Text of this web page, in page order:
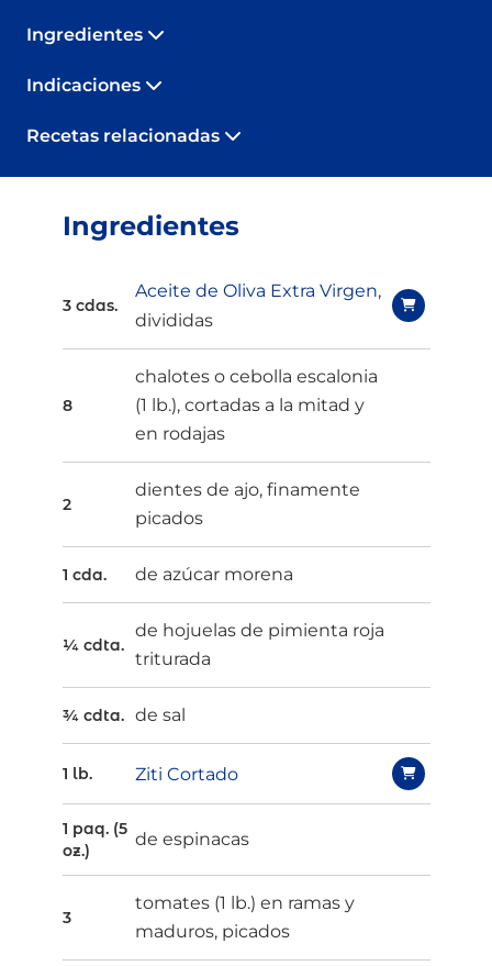
Ingredientes
Indicaciones
Recetas relacionadas
Ingredientes
3 cdas.
Aceite de Oliva Extra Virgen,
divididas
8
chalotes o cebolla escalonia
(1 lb.), cortadas a la mitad y
en rodajas
2
dientes de ajo, finamente
picados
1 cda. de azúcar morena
¼ cdta.
de hojuelas de pimienta roja
triturada
¾ cdta. de sal
1 lb. Ziti Cortado
1 paq. (5
oz.)
de espinacas
3
tomates (1 lb.) en ramas y
maduros, picados